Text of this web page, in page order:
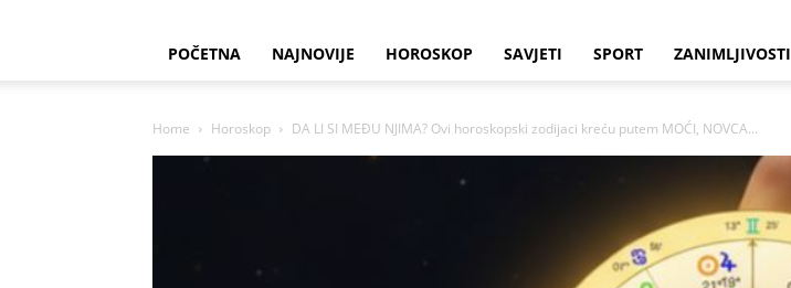
POČETNA NAJNOVIJE HOROSKOP SAVJETI SPORT ZANIMLJIVOSTI
Home Horoskop DA LI SI MEĐU NJIMA? Ovi horoskopski zodijaci kreću putem MOĆI, NOVCA...